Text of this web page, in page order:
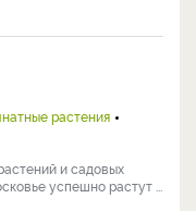
растения
и садовых
успешно растут ...